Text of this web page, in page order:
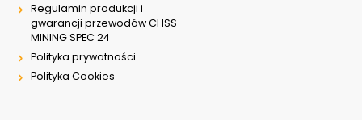
Regulamin produkcji i
gwarancji przewodów CHSS
MINING SPEC 24
Polityka prywatności
Polityka Cookies